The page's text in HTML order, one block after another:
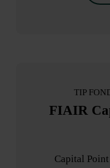
TIP
FIAIR
Capital